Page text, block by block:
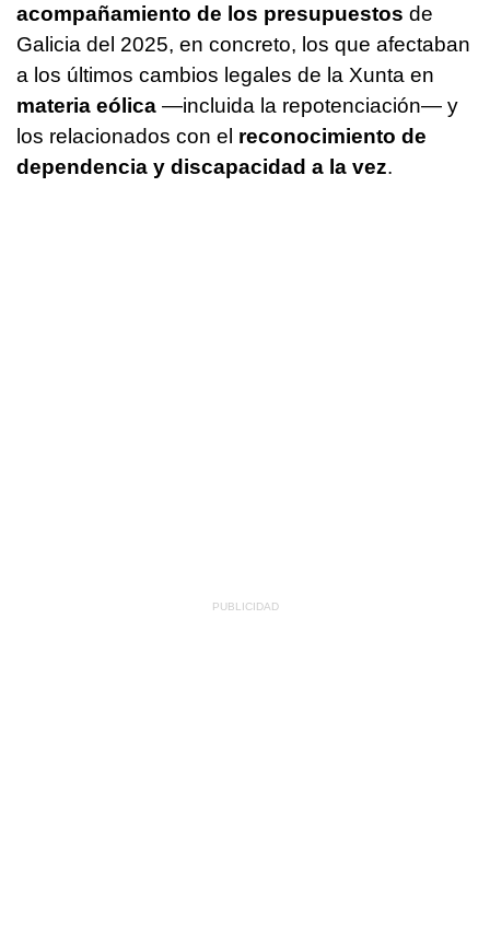
acompañamiento de los presupuestos de
Galicia del 2025, en concreto, los que afectaban
a los últimos cambios legales de la Xunta en
materia eólica —incluida la repotenciación— y
los relacionados con el reconocimiento de
dependencia y discapacidad a la vez.